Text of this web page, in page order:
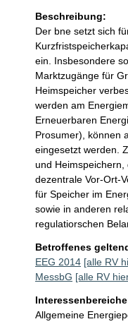
Beschreibung:
Der bne setzt sich
ein. Insbesondere
Marktzugänge für
Heimspeicher
werden am
Erneuerbaren
Prosumer), können
eingesetzt werden.
und
dezentrale Vor-Ort-
für Speicher im
sowie in anderen
Betroffenes
EEG 2014 [alle RV
MessbG [alle RV
Allgemeine